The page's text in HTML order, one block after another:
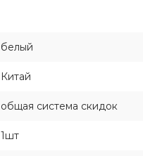
белый
Китай
общая система скидок
1шт